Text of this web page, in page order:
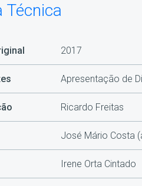
Técnica
2017
Apresentação de
Ricardo Freitas
José Mário Costa
Irene Orta Cintado